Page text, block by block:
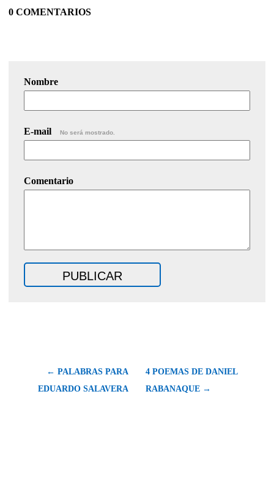
0 COMENTARIOS
Nombre
E-mail No será mostrado.
Comentario
← PALABRAS PARA
EDUARDO SALAVERA
4 POEMAS DE DANIEL
RABANAQUE →